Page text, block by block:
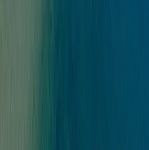
du vill, och boka direkt på webben.